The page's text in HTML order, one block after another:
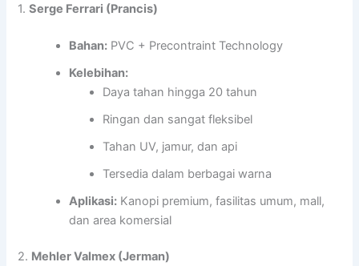
1.Serge Ferrari (Prancis)
Bahan: PVC + Precontraint Technology
Kelebihan:
Daya tahan hingga 20 tahun
Ringan dan sangat fleksibel
Tahan UV, jamur, dan api
Tersedia dalam berbagai warna
Aplikasi: Kanopi premium, fasilitas umum, mall,
dan area komersial
2. Mehler Valmex (Jerman)